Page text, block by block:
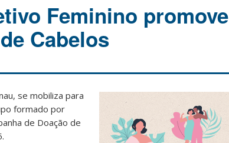
Feminino promove
Cabelos
se mobiliza para
formado por
de Doação de